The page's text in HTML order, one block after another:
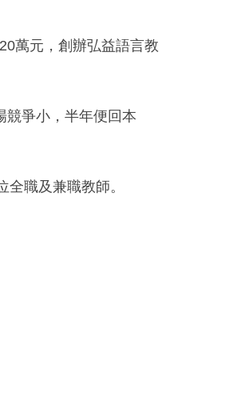
萬元，創辦弘益語言教
競爭小，半年便回本
職及兼職教師。